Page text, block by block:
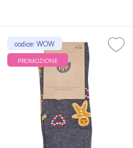
codice: WOW
PROMOZIONE